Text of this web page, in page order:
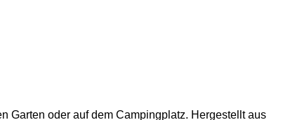
Garten oder auf dem Campingplatz. Hergestellt aus